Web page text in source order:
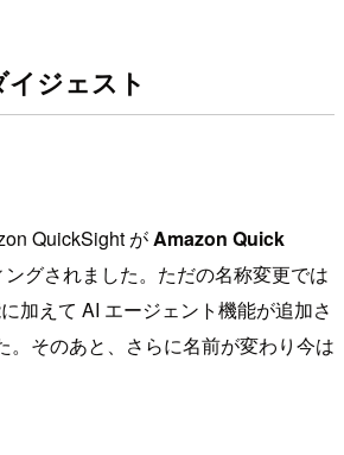
ジェスト
QuickSight がAmazon Quick
グされました。ただの名称変更では
加えて AI エージェント機能が追加さ
。そのあと、さらに名前が変わり今は